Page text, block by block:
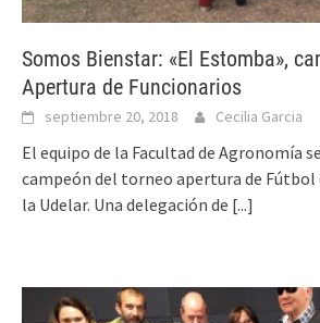
Somos Bienstar: «El Estomba»,
Apertura de Funcionarios
septiembre 20, 2018 Cecilia Garcia
El equipo de la Facultad de Agronomía
campeón del torneo apertura de Fútbol
la Udelar. Una delegación de [...]